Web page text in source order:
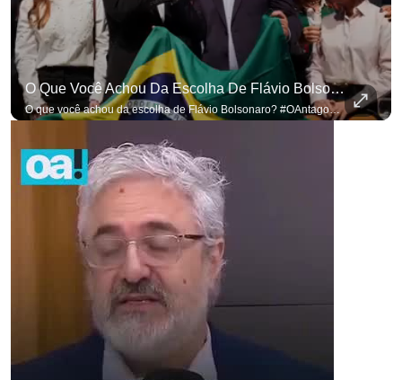
O Que Você Achou Da Escolha De Flávio Bolsonaro? #OAntagonista
O que você achou da escolha de Flávio Bolsonaro? #OAntagonista Se você busca informação com credibilidade, inscreva-se agora e ative o